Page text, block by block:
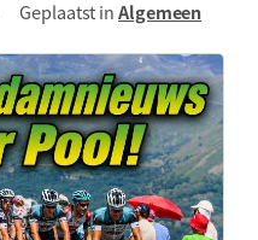
Geplaatst inAlgemeen